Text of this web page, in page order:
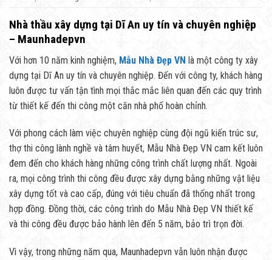
Nhà thầu xây dựng tại Dĩ An uy tín và chuyên nghiệp
– Maunhadepvn
Với hơn 10 năm kinh nghiệm, Mẫu Nhà Đẹp VN là một công ty xây
dựng tại Dĩ An uy tín và chuyên nghiệp. Đến với công ty, khách hàng
luôn được tư vấn tận tình mọi thắc mắc liên quan đến các quy trình
từ thiết kế đến thi công một căn nhà phố hoàn chỉnh.
Với phong cách làm việc chuyên nghiệp cùng đội ngũ kiến trúc sư,
thợ thi công lành nghề và tâm huyết, Mẫu Nhà Đẹp VN cam kết luôn
đem đến cho khách hàng những công trình chất lượng nhất. Ngoài
ra, mọi công trình thi công đều được xây dựng bằng những vật liệu
xây dựng tốt và cao cấp, đúng với tiêu chuẩn đã thống nhất trong
hợp đồng. Đồng thời, các công trình do Mẫu Nhà Đẹp VN thiết kế
và thi công đều được bảo hành lên đến 5 năm, bảo trì trọn đời.
Vì vậy, trong những năm qua, Maunhadepvn vẫn luôn nhận được